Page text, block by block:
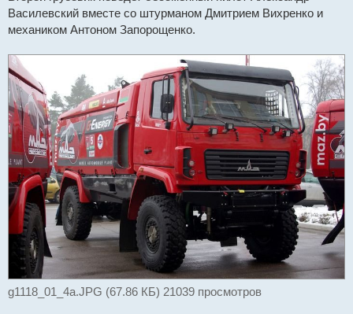
Василевский вместе со штурманом Дмитрием Вихренко и
механиком Антоном Запорощенко.
g1118_01_4a.JPG (67.86 КБ) 21039 просмотров